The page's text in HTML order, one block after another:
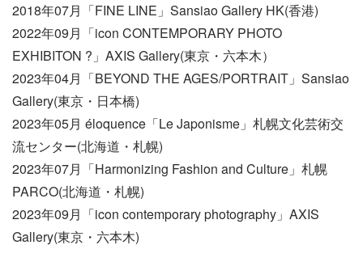
2018年07月「FINE LINE」Sansiao Gallery HK(香港)
2022年09月「icon CONTEMPORARY PHOTO
EXHIBITON ?」AXIS Gallery(東京・六本木）
2023年04月「BEYOND THE AGES/PORTRAIT」Sansiao
Gallery(東京・日本橋)
2023年05月 éloquence「Le Japonisme」札幌文化芸術交
流センター(北海道・札幌)
2023年07月「Harmonizing Fashion and Culture」札幌
PARCO(北海道・札幌)
2023年09月「icon contemporary photography」AXIS
Gallery(東京・六本木)